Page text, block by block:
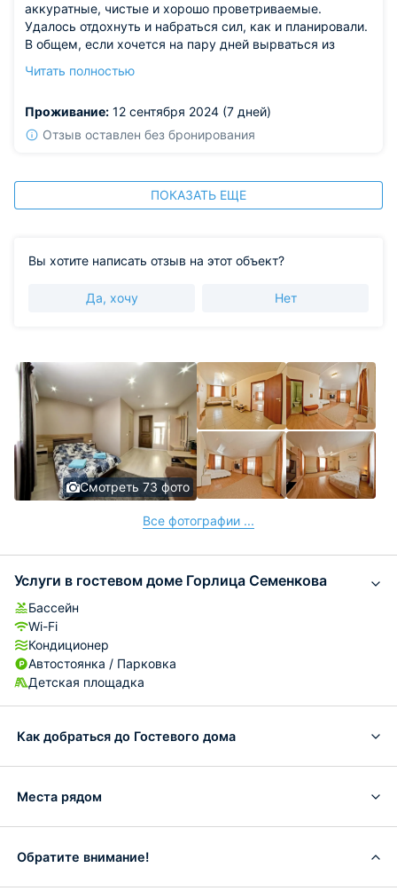
аккуратные, чистые и хорошо проветриваемые.
Удалось отдохнуть и набраться сил, как и планировали.
В общем, если хочется на пару дней вырваться из
Из недостатков: но телевизор в номере оказался
Читать полностью
Проживание: 12 сентября 2024 (7 дней)
Отзыв оставлен без бронирования
ПОКАЗАТЬ ЕЩЕ
Вы хотите написать отзыв на этот объект?
Да, хочу Нет
Смотреть 73 фото
Все фотографии ...
Услуги в гостевом доме Горлица Семенкова
Бассейн
Wi-Fi
Кондиционер
Автостоянка / Парковка
Детская площадка
Как добраться до Гостевого дома
Места рядом
Обратите внимание!